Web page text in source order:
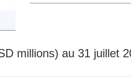
millions) au 31 juillet